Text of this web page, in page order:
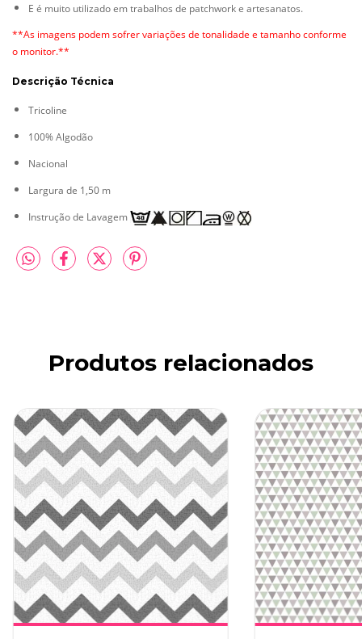
E é muito utilizado em trabalhos de patchwork e artesanatos.
**As imagens podem sofrer variações de tonalidade e tamanho conforme
o monitor.**
Descrição Técnica
Tricoline
100% Algodão
Nacional
Largura de 1,50 m
Instrução de Lavagem
Produtos relacionados